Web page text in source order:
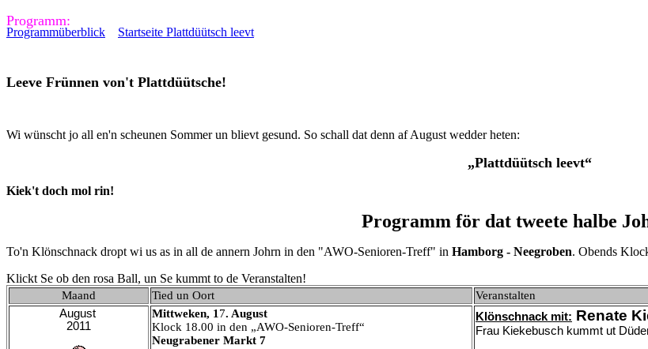
Programm:
Programmüberblick Startseite Plattdüütsch leevt
Leeve Frünnen von't Plattdüütsche!
Wi wünscht jo all en'n scheunen Sommer un blievt gesund. So schall dat denn af August wedder heten:
„Plattdüütsch leevt“
Kiek't doch mol rin!
Programm för dat tweete halbe
To'n Klönschnack dropt wi us as in all de annern Johrn in den "AWO-Senioren-Treff" in Hamborg - Neegroben. Obends
Klickt Se ob den rosa Ball, un Se kummt to de Veranstalten!
Maand Tied un Oort
Veranstalten
August
2011
Mittweken, 1 7. August
Klock 18.00 in den „AWO-Senioren-Treff“
Neugrabener Markt 7
Klönschnack mit: Renate
Frau Kiekebusch kummt ut